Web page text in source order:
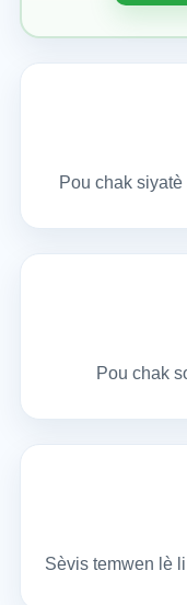
Pou chak
Pou chak
Sèvis temwen lè